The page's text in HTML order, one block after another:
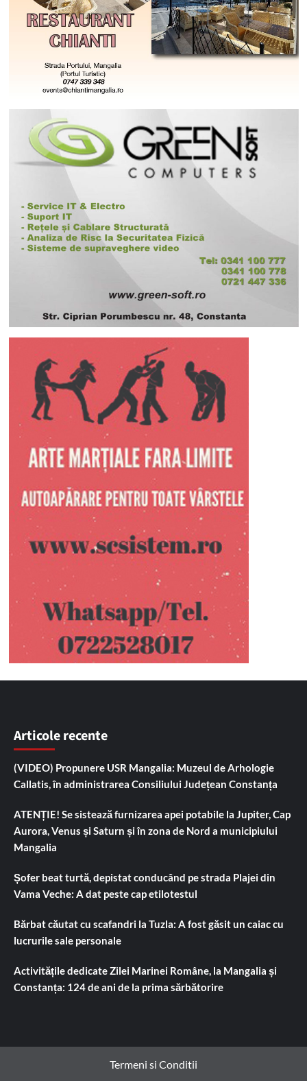
Articole recente
(VIDEO) Propunere USR Mangalia: Muzeul de Arhologie
Callatis, în administrarea Consiliului Județean Constanța
ATENȚIE! Se sistează furnizarea apei potabile la Jupiter, Cap
Aurora, Venus și Saturn și în zona de Nord a municipiului
Mangalia
Șofer beat turtă, depistat conducând pe strada Plajei din
Vama Veche: A dat peste cap etilotestul
Bărbat căutat cu scafandri la Tuzla: A fost găsit un caiac cu
lucrurile sale personale
Activitățile dedicate Zilei Marinei Române, la Mangalia și
Constanța: 124 de ani de la prima sărbătorire
Termeni si Conditii